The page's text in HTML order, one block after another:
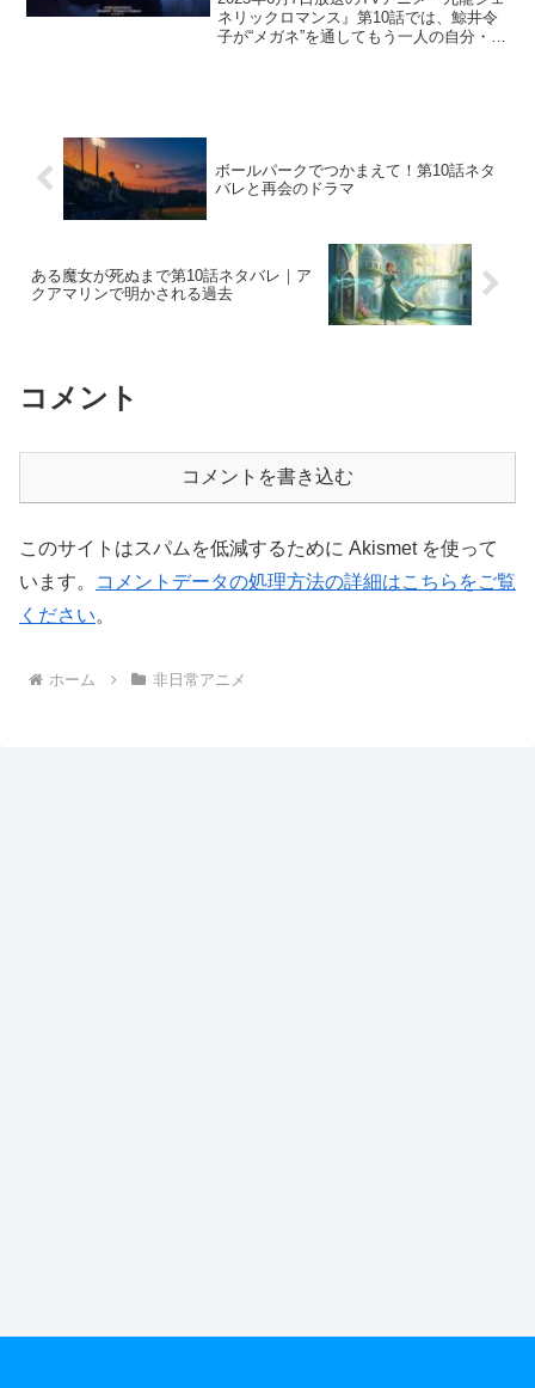
ネリックロマンス』第10話では、鯨井令
子が“メガネ”を通してもう一人の自分・鯨
ボールパークでつかまえて！第10話ネタ
バレと再会のドラマ
ある魔女が死ぬまで第10話ネタバレ｜ア
クアマリンで明かされる過去
コメント
コメントを書き込む
このサイトはスパムを低減するために Akismet を使って
います。
コメントデータの処理方法の詳細はこちらをご覧
ください。
ホーム 非日常アニメ